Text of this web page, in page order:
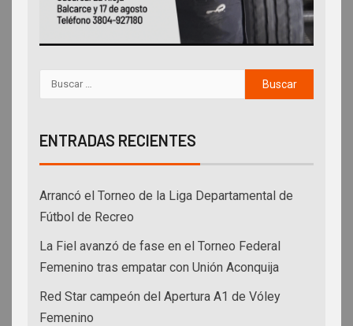
ENTRADAS RECIENTES
Arrancó el Torneo de la Liga Departamental de
Fútbol de Recreo
La Fiel avanzó de fase en el Torneo Federal
Femenino tras empatar con Unión Aconquija
Red Star campeón del Apertura A1 de Vóley
Femenino